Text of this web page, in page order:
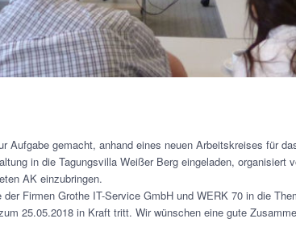
Aufgabe gemacht, anhand eines neuen Arbeitskreises für
in die Tagungsvilla Weißer Berg eingeladen, organisiert
AK einzubringen.
Firmen Grothe IT-Service GmbH und WERK 70 in die
25.05.2018 in Kraft tritt. Wir wünschen eine gute